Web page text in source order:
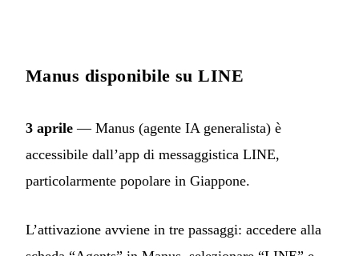
Manus disponibile su LINE
3 aprile — Manus (agente IA generalista) è
accessibile dall’app di messaggistica LINE,
particolarmente popolare in Giappone.
L’attivazione avviene in tre passaggi: accedere alla